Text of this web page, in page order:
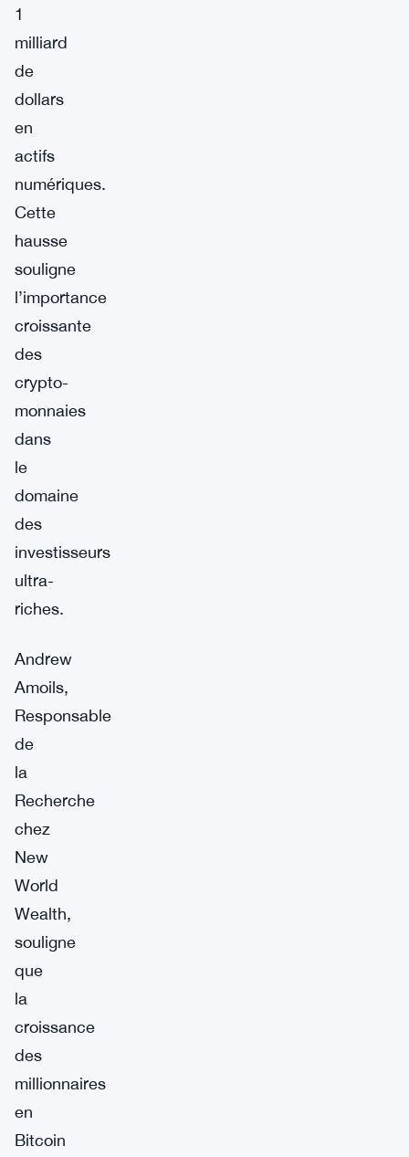
1
milliard
de
dollars
en
actifs
numériques.
Cette
hausse
souligne
l’importance
croissante
des
crypto-
monnaies
dans
le
domaine
des
investisseurs
ultra-
riches.
Andrew
Amoils,
Responsable
de
la
Recherche
chez
New
World
Wealth,
souligne
que
la
croissance
des
millionnaires
en
Bitcoin